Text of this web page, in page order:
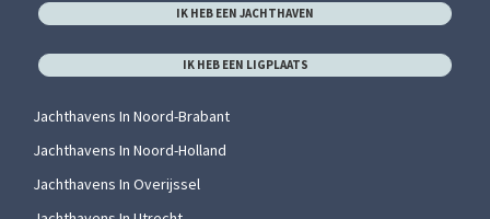
IK HEB EEN JACHTHAVEN
IK HEB EEN LIGPLAATS
Jachthavens In Noord-Brabant
Jachthavens In Noord-Holland
Jachthavens In Overijssel